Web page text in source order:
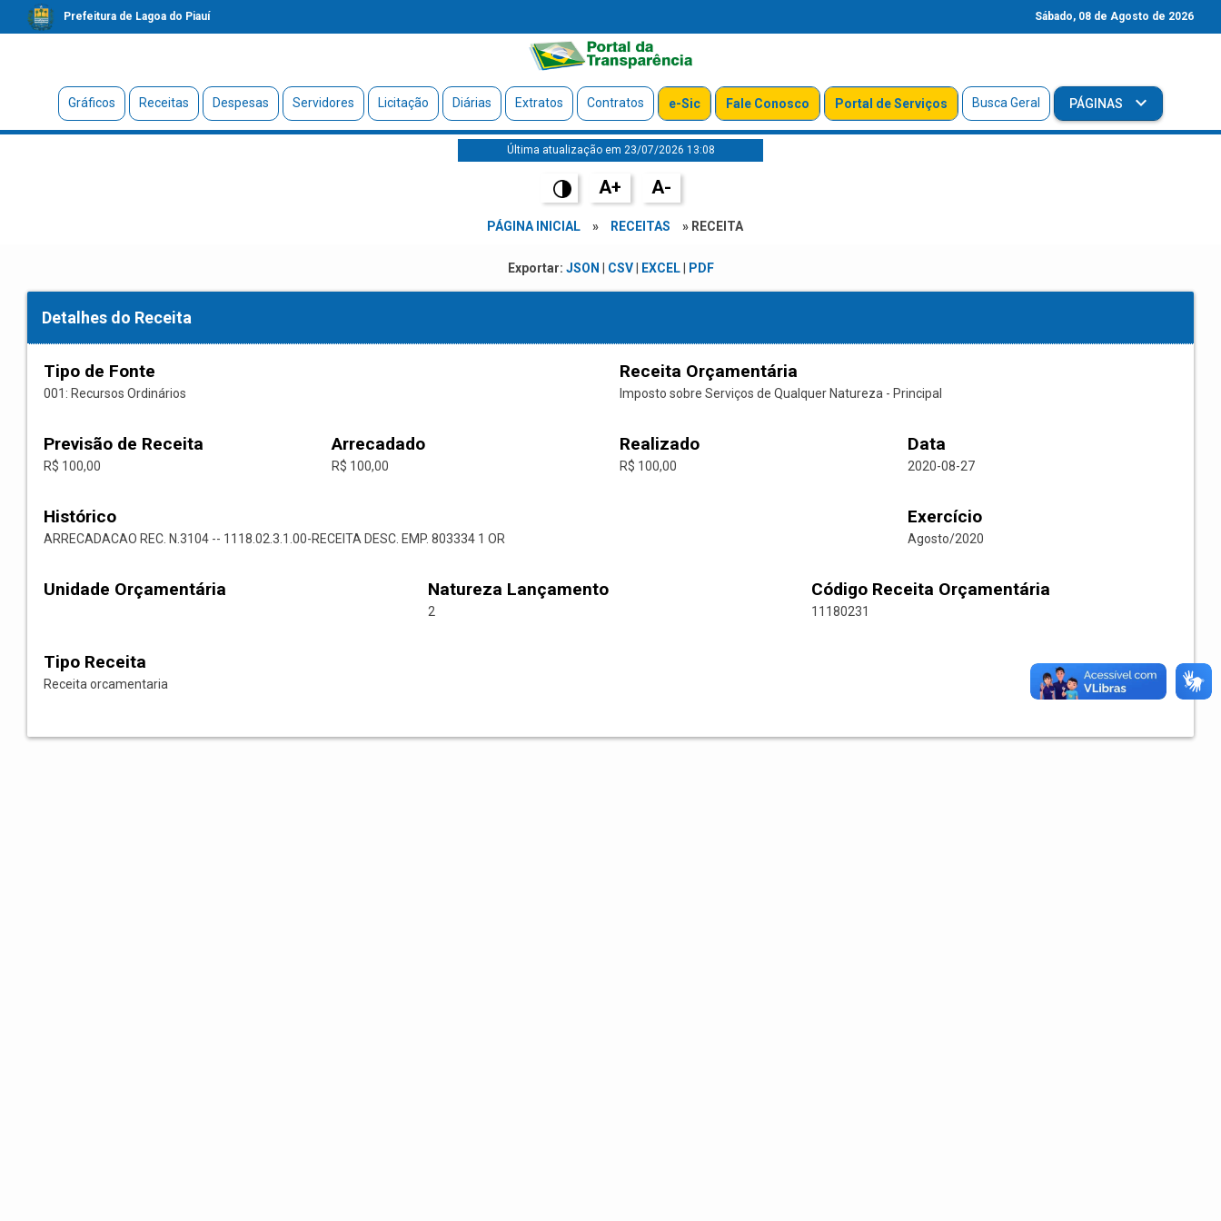
Prefeitura de Lagoa do Piauí Sábado, 08 de Agosto de 2026
Gráficos Receitas Despesas Servidores Licitação Diárias Extratos Contratos e-Sic Fale Conosco Portal de Serviços Busca Geral PÁGINAS
Última atualização em 23/07/2026 13:08
A+ A-
PÁGINA INICIAL » RECEITAS » RECEITA
Exportar: JSON CSV| EXCEL| PDF
Detalhes do Receita
Tipo de Fonte
001: Recursos Ordinários
Receita Orçamentária
Imposto sobre Serviços de Qualquer Natureza - Principal
Previsão de Receita
R$ 100,00
Arrecadado
R$ 100,00
Realizado
R$ 100,00
Data
2020-08-27
Histórico
ARRECADACAO REC. N.3104 -- 1118.02.3.1.00-RECEITA DESC. EMP. 803334 1 OR
Exercício
Agosto/2020
Unidade Orçamentária Natureza Lançamento
2
Código Receita Orçamentária
11180231
Tipo Receita
Receita orcamentaria